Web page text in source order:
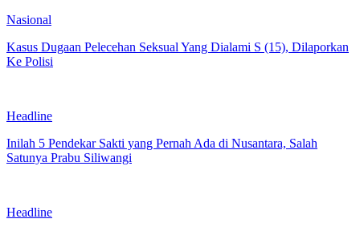
Nasional
Kasus Dugaan Pelecehan Seksual Yang Dialami S (15), Dilaporkan
Ke Polisi
Headline
Inilah 5 Pendekar Sakti yang Pernah Ada di Nusantara, Salah
Satunya Prabu Siliwangi
Headline